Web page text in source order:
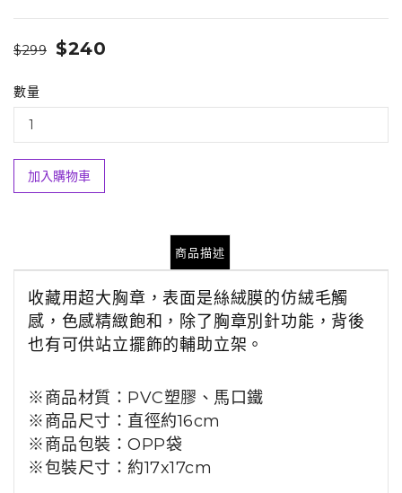
$299 $240
數量
加入購物車
商品描述
收藏用超大胸章，表面是絲絨膜的仿絨毛觸
感，色感精緻飽和， 除了胸章別針功能，背後
也有可供站立擺飾的輔助立架。
※商品材質 ： PVC塑膠、馬口鐵
※商品尺寸：直徑約16cm
※商品包裝 ： OPP袋
※包裝尺寸：約17x17cm